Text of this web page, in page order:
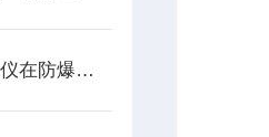
防爆氧化锆氧量分析仪在防爆接线盒与铠装电缆的连接密封工艺